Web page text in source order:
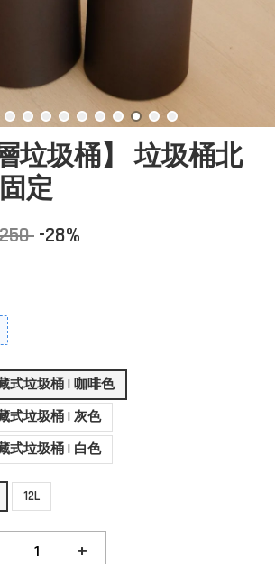
垃圾桶】 垃圾桶北
定
-28%
式垃圾桶 | 咖啡色
式垃圾桶 | 灰色
式垃圾桶 | 白色
12L
+